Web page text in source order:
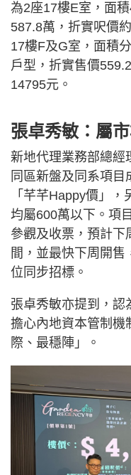
為2座17樓E室，面
587.8萬，折實呎價
17樓F及G室，面積
戶型，折實售價
14795元。
張卓秀敏：屬
新地代理業務部總經
同區新盤及同系項
「芊芊Happy價」
均屬600萬以下。項
參觀及收票，預計下
間，並最快下周開
位同步招標。
張卓秀敏亦提到，認
擔心內地資本管制機
際、最穩陣」。